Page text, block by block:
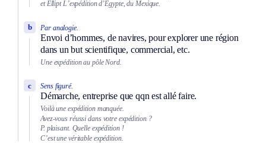
etEllipt L’expédition d’Égypte, du Mexique.
Par analogie.
Envoi d’hommes, de navires, pour explorer une région
dans un but scientifique, commercial, etc.
b
Une expédition au pôle Nord.
Sens figuré.
Démarche, entreprise que qqn est allé faire.
c
Voilà une expédition manquée.
Avez-vous réussi dans votre expédition ?
P. plaisant. Quelle expédition !
C’est une véritable expédition.